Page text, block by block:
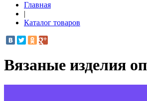
Главная
|
Каталог товаров
Вязаные изделия